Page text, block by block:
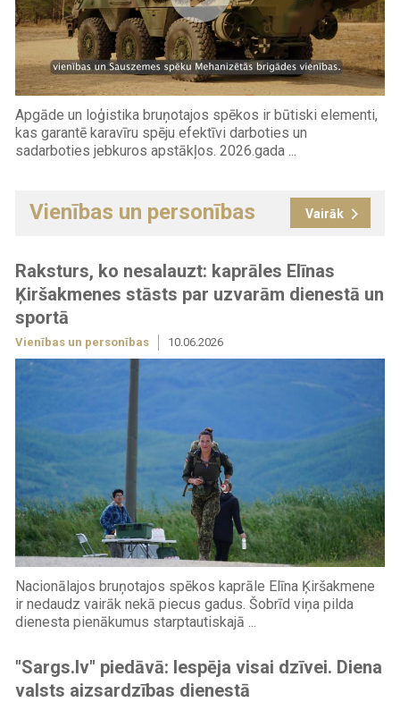
Apgāde un loģistika bruņotajos spēkos ir būtiski elementi,
kas garantē karavīru spēju efektīvi darboties un
sadarboties jebkuros apstākļos. 2026.gada ...
Vienības un personības Vairāk
Raksturs, ko nesalauzt: kaprāles Elīnas
Ķiršakmenes stāsts par uzvarām dienestā un
sportā
Vienības un personības 10.06.2026
Nacionālajos bruņotajos spēkos kaprāle Elīna Ķiršakmene
ir nedaudz vairāk nekā piecus gadus. Šobrīd viņa pilda
dienesta pienākumus starptautiskajā ...
"Sargs.lv" piedāvā: Iespēja visai dzīvei. Diena
valsts aizsardzības dienestā